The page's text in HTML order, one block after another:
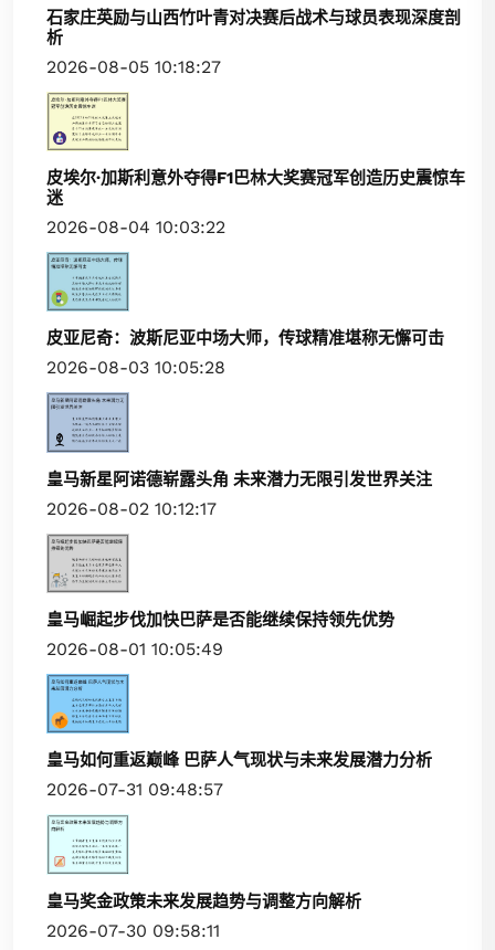
石家庄英励与山西竹叶青对决赛后战术与球员表现深度剖
析
2026-08-05 10:18:27
皮埃尔·加斯利意外夺得F1巴林大奖赛冠军创造历史震惊车
迷
2026-08-04 10:03:22
皮亚尼奇：波斯尼亚中场大师，传球精准堪称无懈可击
2026-08-03 10:05:28
皇马新星阿诺德崭露头角 未来潜力无限引发世界关注
2026-08-02 10:12:17
皇马崛起步伐加快巴萨是否能继续保持领先优势
2026-08-01 10:05:49
皇马如何重返巅峰 巴萨人气现状与未来发展潜力分析
2026-07-31 09:48:57
皇马奖金政策未来发展趋势与调整方向解析
2026-07-30 09:58:11